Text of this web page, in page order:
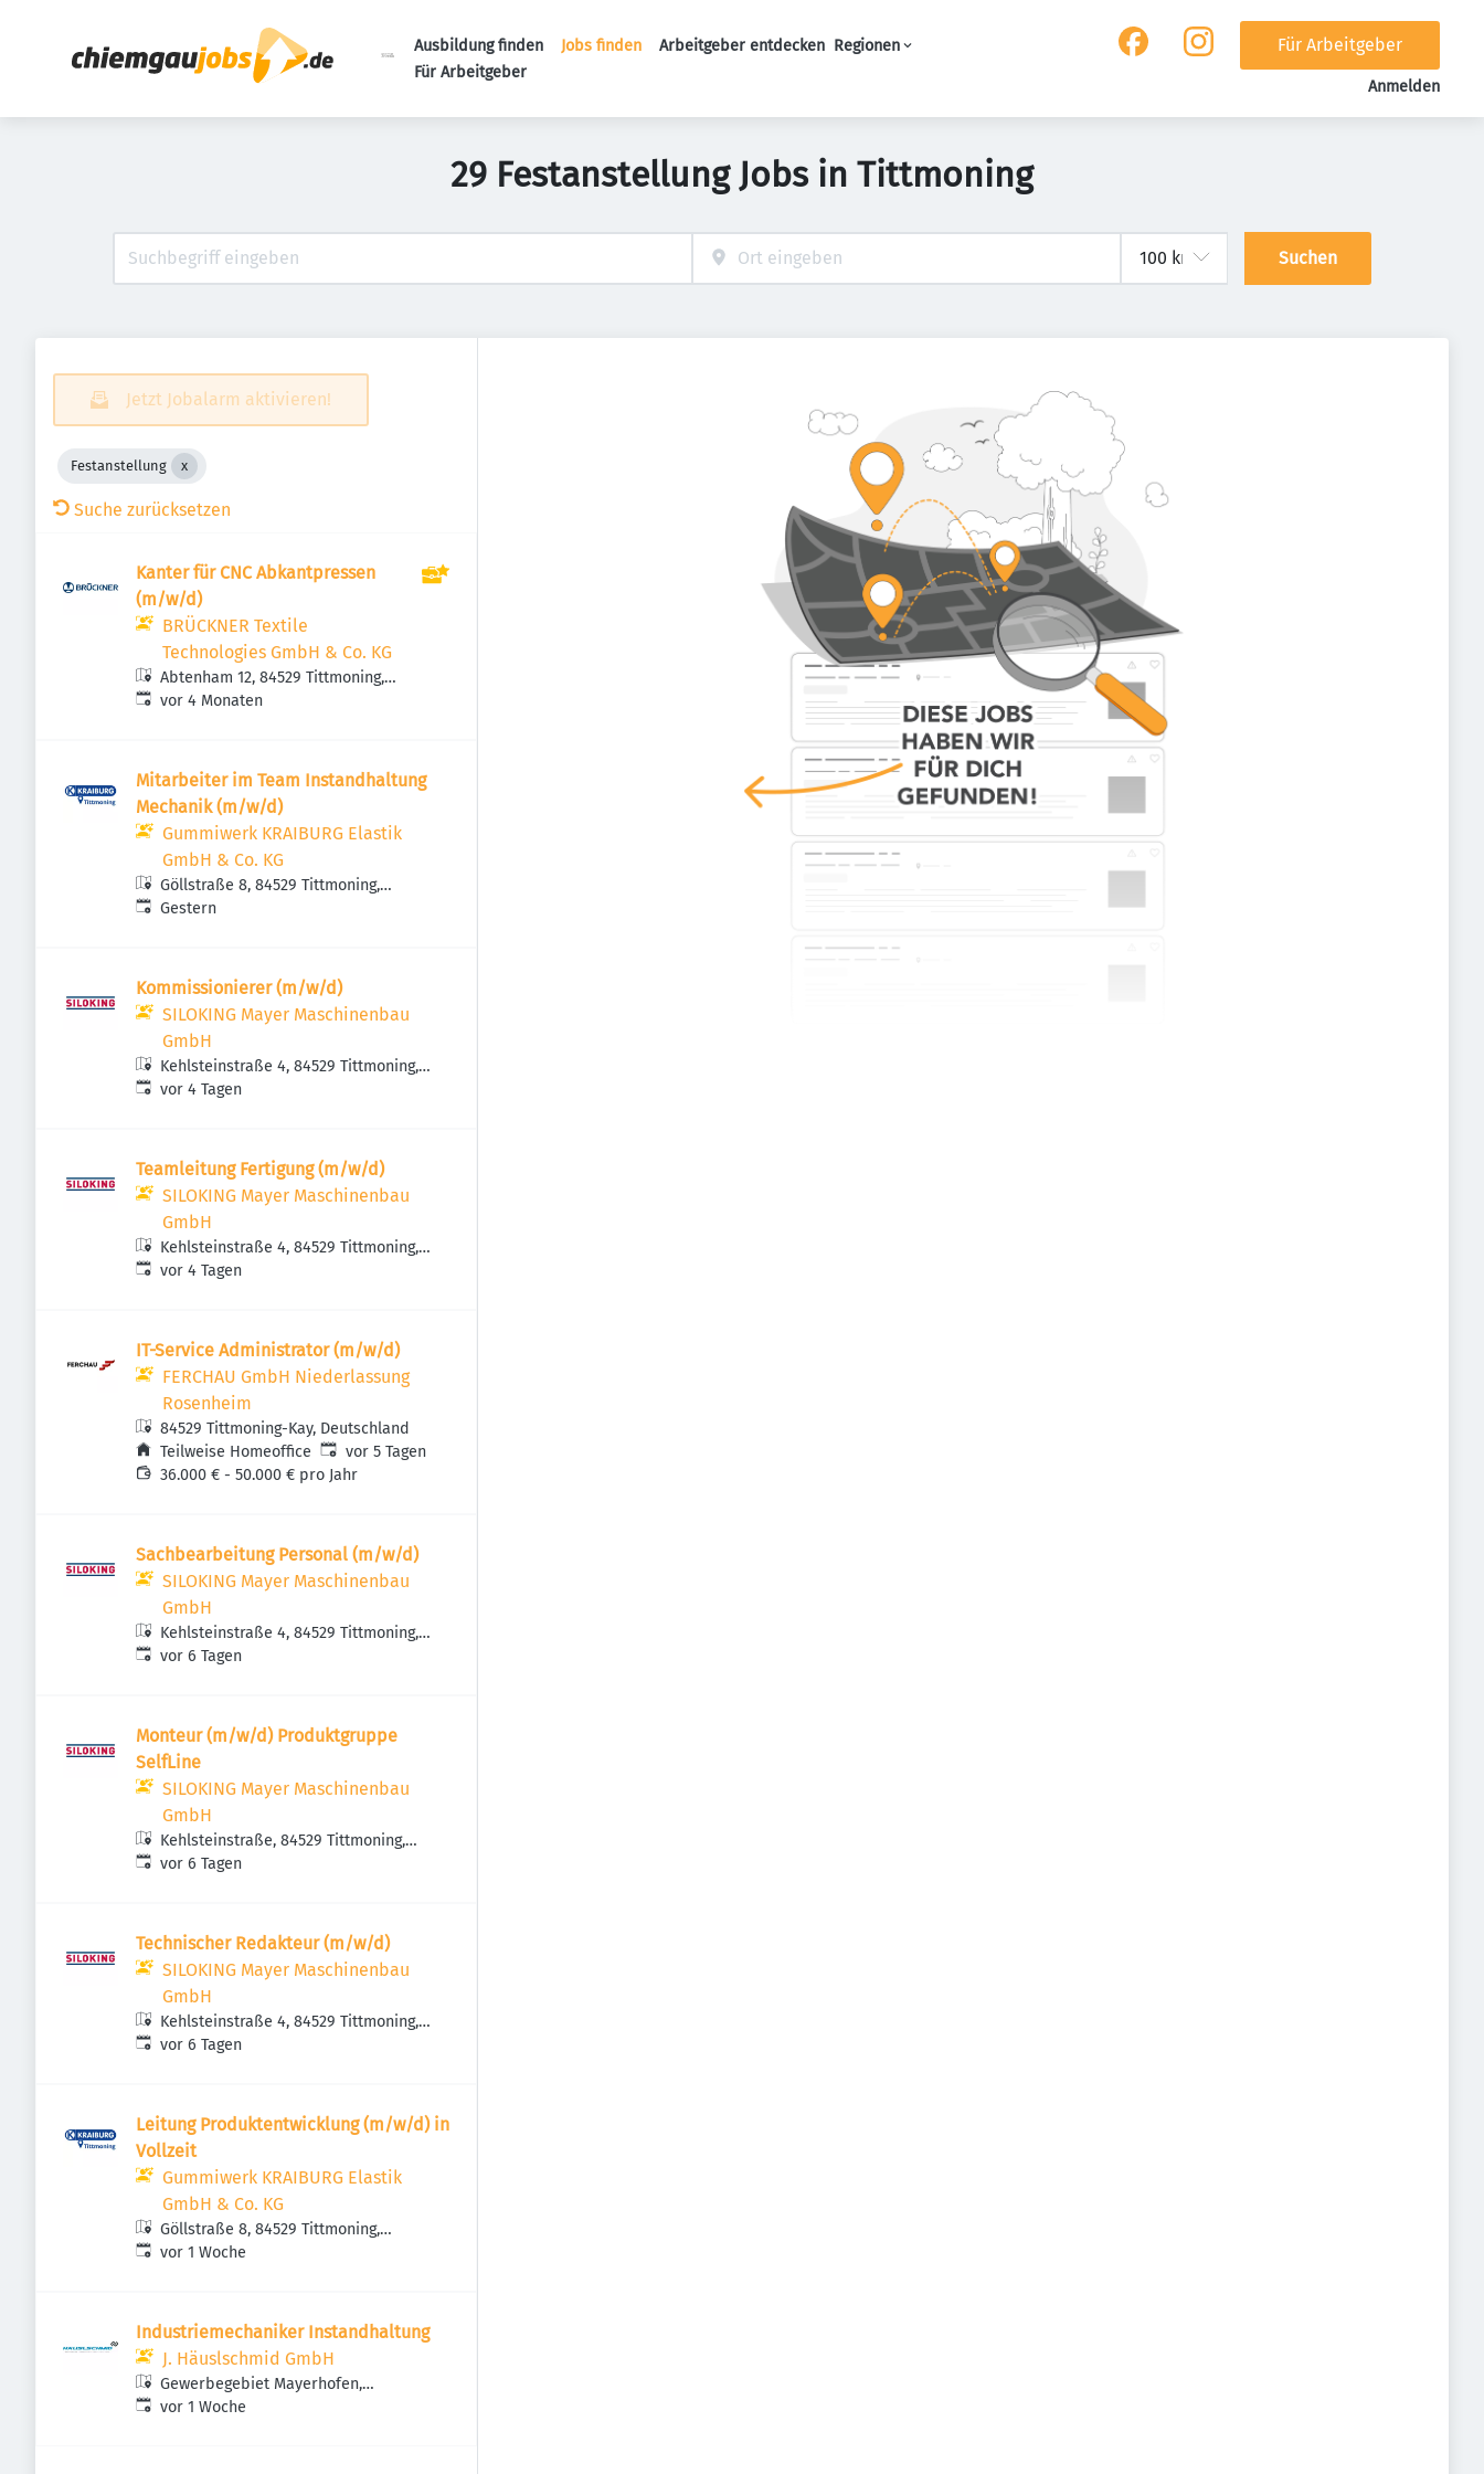
Ausbildung finden Jobs finden Arbeitgeber entdecken Regionen
Für Arbeitgeber
Für Arbeitgeber
Anmelden
29 Festanstellung Jobs in Tittmoning
Suchen
Jetzt Jobalarm aktivieren!
Festanstellung
Suche zurücksetzen
Kanter für CNC Abkantpressen
(m/w/d)
BRÜCKNER Textile
Technologies GmbH & Co. KG
Abtenham 12, 84529 Tittmoning,
Deutschland
Veröffentlicht:
vor 4 Monaten
Mitarbeiter im Team Instandhaltung
Mechanik (m/w/d)
Gummiwerk KRAIBURG Elastik
GmbH & Co. KG
Göllstraße 8, 84529 Tittmoning,
Deutschland
Veröffentlicht
Gestern
Kommissionierer (m/w/d)
SILOKING Mayer Maschinenbau
GmbH
Kehlsteinstraße 4, 84529 Tittmoning,
Deutschland
Veröffentlicht:
vor 4 Tagen
Teamleitung Fertigung (m/w/d)
SILOKING Mayer Maschinenbau
GmbH
Kehlsteinstraße 4, 84529 Tittmoning,
Deutschland
Veröffentlicht:
vor 4 Tagen
IT-Service Administrator (m/w/d)
FERCHAU GmbH Niederlassung
Rosenheim
84529 Tittmoning-Kay, Deutschland
Teilweise Homeoffice Veröffentlicht:
vor 5 Tagen
36.000 € - 50.000 € pro Jahr
Sachbearbeitung Personal (m/w/d)
SILOKING Mayer Maschinenbau
GmbH
Kehlsteinstraße 4, 84529 Tittmoning,
Deutschland
Veröffentlicht:
vor 6 Tagen
Monteur (m/w/d) Produktgruppe
SelfLine
SILOKING Mayer Maschinenbau
GmbH
Kehlsteinstraße, 84529 Tittmoning,
Deutschland
Veröffentlicht:
vor 6 Tagen
Technischer Redakteur (m/w/d)
SILOKING Mayer Maschinenbau
GmbH
Kehlsteinstraße 4, 84529 Tittmoning,
Deutschland
Veröffentlicht:
vor 6 Tagen
Leitung Produktentwicklung (m/w/d) in
Vollzeit
Gummiwerk KRAIBURG Elastik
GmbH & Co. KG
Göllstraße 8, 84529 Tittmoning,
Deutschland
Veröffentlicht:
vor 1 Woche
Industriemechaniker Instandhaltung
J. Häuslschmid GmbH
Gewerbegebiet Mayerhofen,
Mayerhofen 2, 84529 Tittmoning-
Veröffentlicht:
vor 1 Woche